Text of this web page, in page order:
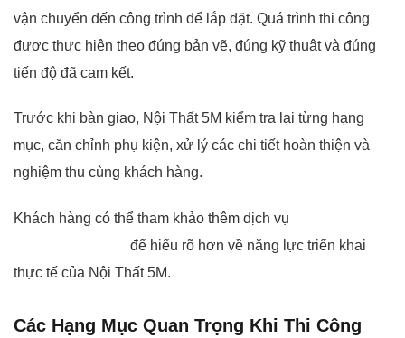
vận chuyển đến công trình để lắp đặt. Quá trình thi công
được thực hiện theo đúng bản vẽ, đúng kỹ thuật và đúng
tiến độ đã cam kết.
Trước khi bàn giao, Nội Thất 5M kiểm tra lại từng hạng
mục, căn chỉnh phụ kiện, xử lý các chi tiết hoàn thiện và
nghiệm thu cùng khách hàng.
Khách hàng có thể tham khảo thêm dịch vụ
để hiểu rõ hơn về năng lực triển khai
thực tế của Nội Thất 5M.
Các Hạng Mục Quan Trọng Khi Thi Công